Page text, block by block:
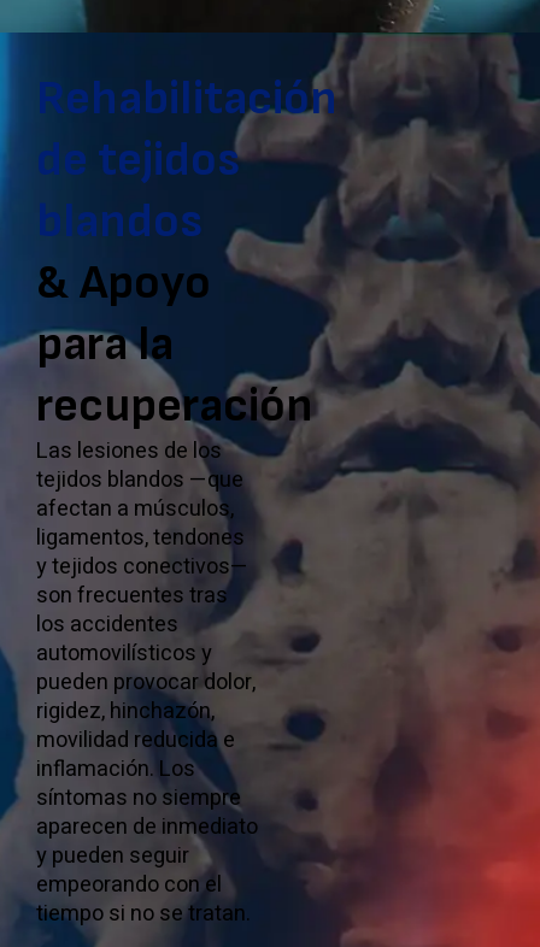
Rehabilitación
de tejidos
blandos
& Apoyo
para la
recuperación
Las lesiones de los
tejidos blandos —que
afectan a músculos,
ligamentos, tendones
y tejidos conectivos—
son frecuentes tras
los accidentes
automovilísticos y
pueden provocar dolor,
rigidez, hinchazón,
movilidad reducida e
inflamación. Los
síntomas no siempre
aparecen de inmediato
y pueden seguir
empeorando con el
tiempo si no se tratan.